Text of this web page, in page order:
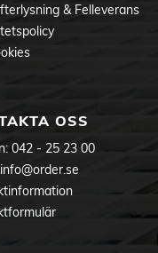
& Felleverans
OSS
042 - 25 23 00
info@order.se